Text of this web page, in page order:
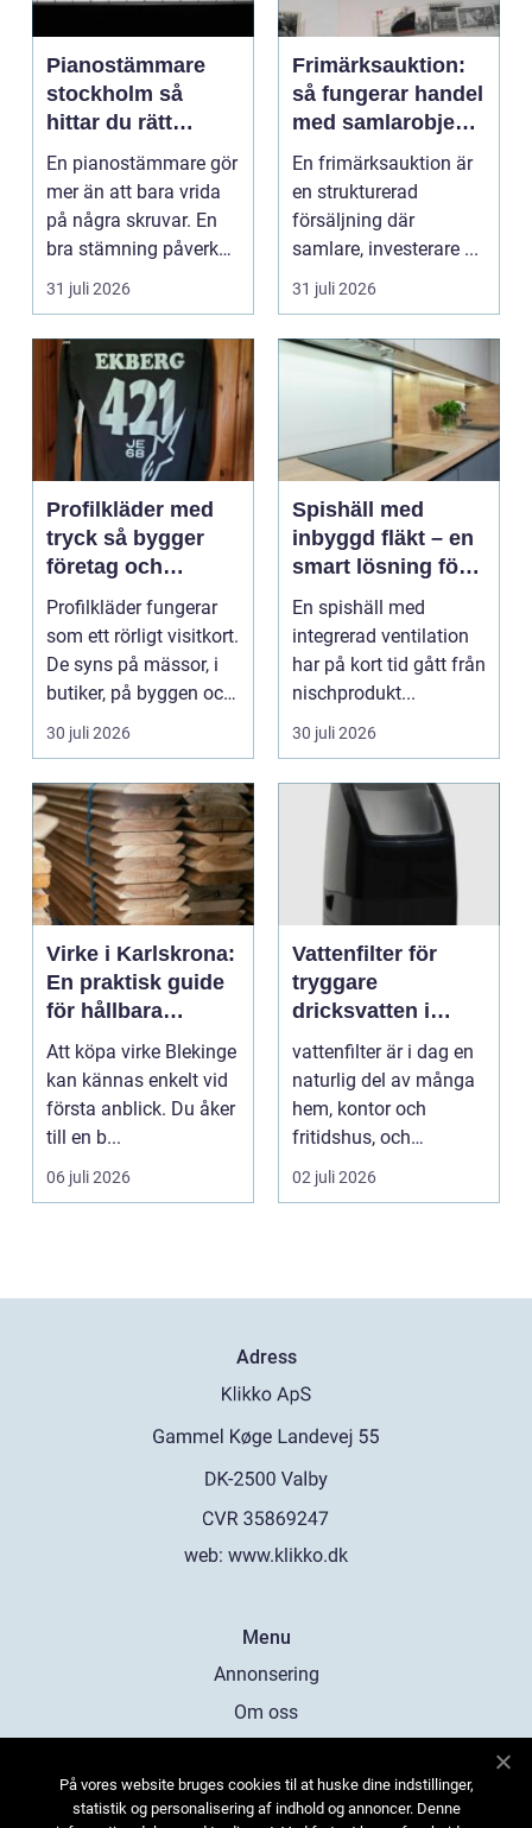
Pianostämmare
stockholm så
hittar du rätt
expert för ditt
piano
En pianostämmare gör
mer än att bara vrida
på några skruvar. En
bra stämning påverkar
hur pianot låt...
31 juli 2026
Frimärksauktion:
så fungerar handel
med samlarobjekt i
praktiken
En frimärksauktion är
en strukturerad
försäljning där
samlare, investerare ...
31 juli 2026
Profilkläder med
tryck så bygger
företag och
klubbar en
starkare identitet
Profilkläder fungerar
som ett rörligt visitkort.
De syns på mässor, i
butiker, på byggen och
längs v...
30 juli 2026
Spishäll med
inbyggd fläkt – en
smart lösning för
moderna kök
En spishäll med
integrerad ventilation
har på kort tid gått från
nischprodukt...
30 juli 2026
Virke i Karlskrona:
En praktisk guide
för hållbara
byggprojekt
Att köpa virke Blekinge
kan kännas enkelt vid
första anblick. Du åker
till en b...
06 juli 2026
Vattenfilter för
tryggare
dricksvatten i
vardagen
vattenfilter är i dag en
naturlig del av många
hem, kontor och
fritidshus, och
intresset ökar för va...
02 juli 2026
Adress
web: www.klikko.dk
Menu
Annonsering
Om oss
Kontakta oss
På vores website bruges cookies til at huske dine indstillinger,
statistik og personalisering af indhold og annoncer. Denne